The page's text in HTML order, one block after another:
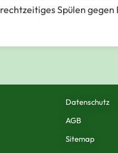
rechtzeitiges Spülen gegen
Datenschutz
AGB
Sitemap